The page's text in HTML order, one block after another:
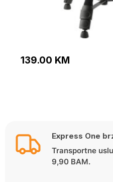
139.00 KM
Express One
Transportne
9,90 BAM.